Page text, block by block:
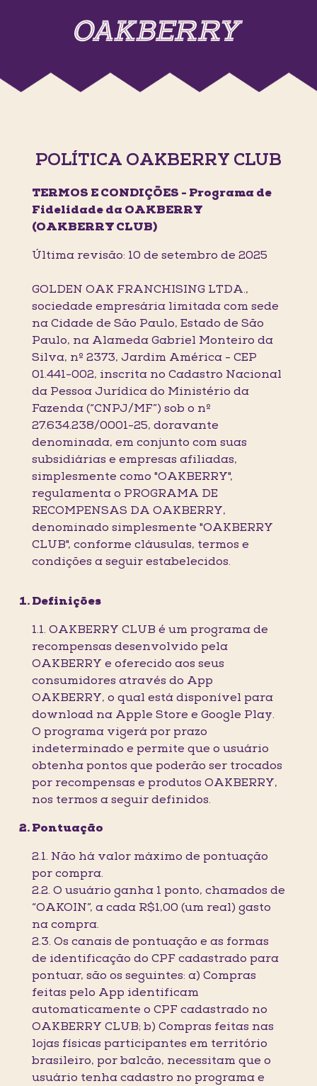
POLÍTICA OAKBERRY CLUB
TERMOS E CONDIÇÕES - Programa de
Fidelidade da OAKBERRY
(OAKBERRY CLUB)
Última revisão: 10 de setembro de 2025
GOLDEN OAK FRANCHISING LTDA.,
sociedade empresária limitada com sede
na Cidade de São Paulo, Estado de São
Paulo, na Alameda Gabriel Monteiro da
Silva, nº 2373, Jardim América - CEP
01.441-002, inscrita no Cadastro Nacional
da Pessoa Jurídica do Ministério da
Fazenda (“CNPJ/MF”) sob o nº
27.634.238/0001-25, doravante
denominada, em conjunto com suas
subsidiárias e empresas afiliadas,
simplesmente como "OAKBERRY",
regulamenta o PROGRAMA DE
RECOMPENSAS DA OAKBERRY,
denominado simplesmente "OAKBERRY
CLUB", conforme cláusulas, termos e
condições a seguir estabelecidos.
Definições
1.1. OAKBERRY CLUB é um programa de
recompensas desenvolvido pela
OAKBERRY e oferecido aos seus
consumidores através do App
OAKBERRY, o qual está disponível para
download na Apple Store e Google Play.
O programa vigerá por prazo
indeterminado e permite que o usuário
obtenha pontos que poderão ser trocados
por recompensas e produtos OAKBERRY,
nos termos a seguir definidos.
Pontuação
2.1. Não há valor máximo de pontuação
por compra.
2.2. O usuário ganha 1 ponto, chamados de
“OAKOIN”, a cada R$1,00 (um real) gasto
na compra.
2.3. Os canais de pontuação e as formas
de identificação do CPF cadastrado para
pontuar, são os seguintes: a) Compras
feitas pelo App identificam
automaticamente o CPF cadastrado no
OAKBERRY CLUB; b) Compras feitas nas
lojas físicas participantes em território
brasileiro, por balcão, necessitam que o
usuário tenha cadastro no programa e